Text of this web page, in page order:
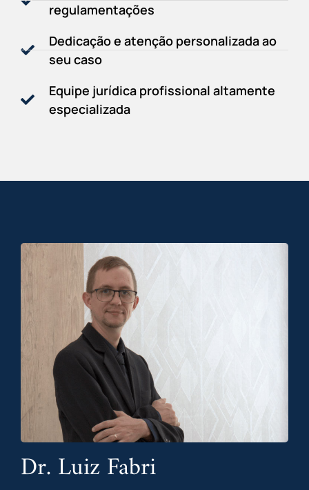
regulamentações
Dedicação e atenção personalizada ao
seu caso
Equipe jurídica profissional altamente
especializada
Dr. Luiz Fabri